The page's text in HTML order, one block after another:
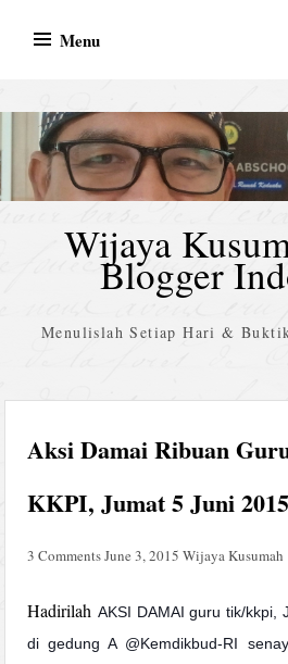
Menu
Wijaya
Blogger
Menulislah Setiap Hari &
Aksi Damai Ribuan
KKPI, Jumat 5 Juni 2015
3 CommentsJune 3, 2015 Wijaya Kusumah
HadirilahAKSI DAMAI guru tik/kkpi,
di gedung A @Kemdikbud-RI